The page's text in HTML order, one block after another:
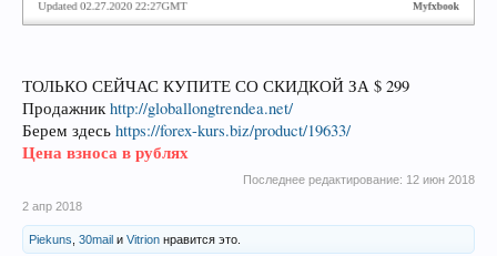
ТОЛЬКО СЕЙЧАС КУПИТЕ СО СКИДКОЙ ЗА $ 299
Продажник http://globallongtrendea.net/
Берем здесь https://forex-kurs.biz/product/19633/
Цена взноса в рублях
Последнее редактирование: 12 июн 2018
2 апр 2018
Piekuns 30mail и Vitrion нравится это.